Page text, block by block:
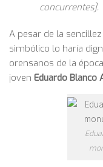
concurrentes].
A pesar de la
simbólico lo haría
orensanos de la
joven Eduardo Blanco